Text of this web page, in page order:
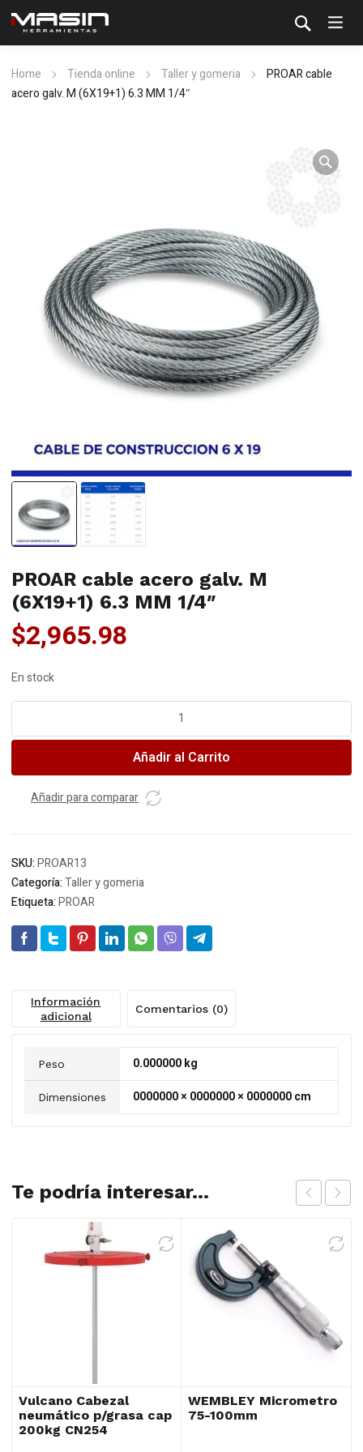
Home Tienda online Taller y gomeria
PROAR cable
acero galv. M (6X19+1) 6.3 MM 1/4″
PROAR cable acero galv. M
(6X19+1) 6.3 MM 1/4″
$2,965.98
En stock
PROAR
acero
M
(6X19+1)
cantidad
Añadir al Carrito
Añadir para comparar
SKU:PROAR13
Categoría:Taller y gomeria
Etiqueta:PROAR
Información
adicional
Comentarios (0)
Peso 0.000000 kg
Dimensiones 0000000 × 0000000 × 0000000 cm
Te podría interesar...
Vulcano Cabezal
neumático p/grasa cap
200kg CN254
WEMBLEY Micrometro
75-100mm